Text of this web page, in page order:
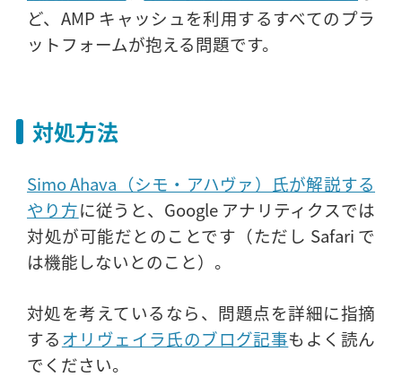
ど、AMP キャッシュを利用するすべてのプラ
ットフォームが抱える問題です。
対処方法
Simo Ahava（シモ・アハヴァ）氏が解説する
やり方に従うと、Google アナリティクスでは
対処が可能だとのことです（ただし Safari で
は機能しないとのこと）。
対処を考えているなら、問題点を詳細に指摘
するオリヴェイラ氏のブログ記事もよく読ん
でください。